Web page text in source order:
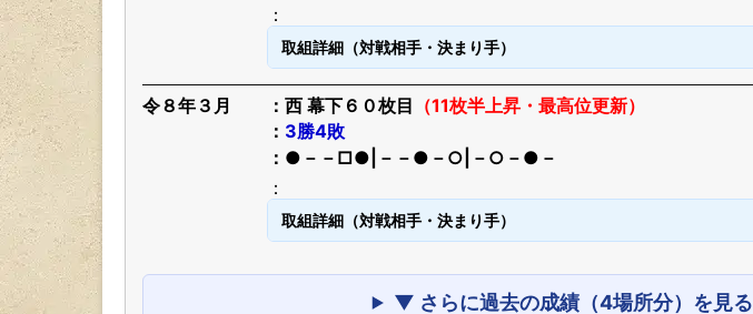
取組詳細（対戦相手・決まり手）
令８年３月 西 幕下６０枚目 （11枚半上昇・最高位更新）
3勝4敗
●－－□●|－－●－○|－○－●－
取組詳細（対戦相手・決まり手）
▼ さらに過去の成績（4場所分）を見る